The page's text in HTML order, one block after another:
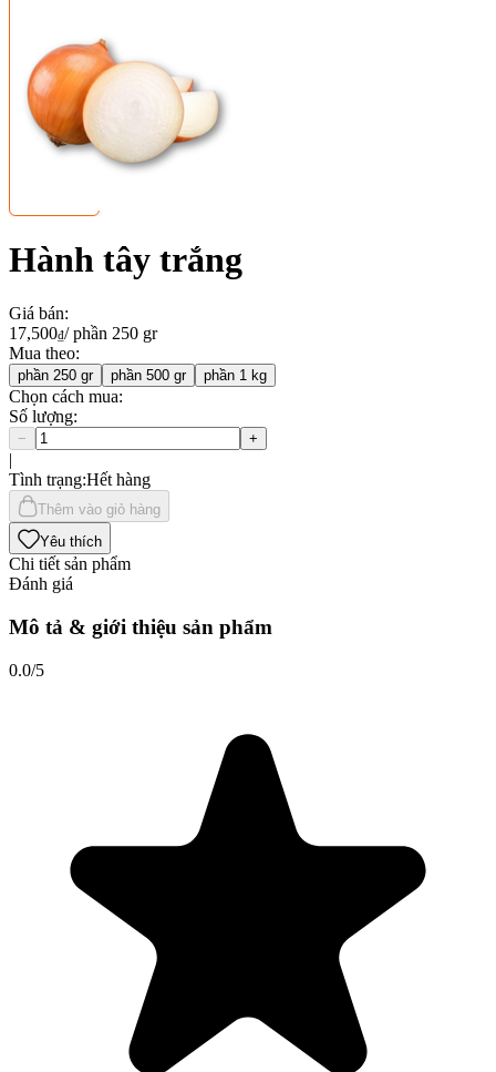
Hành tây trắng
Giá bán:
17,500₫/ phần 250 gr
Mua theo:
phần 250 gr phần 500 gr phần 1 kg
Chọn cách mua:
Số lượng:
− +
|
Tình trạng:Hết hàng
Thêm vào giỏ hàng
Yêu thích
Chi tiết sản phẩm
Đánh giá
Mô tả & giới thiệu sản phẩm
0.0/5